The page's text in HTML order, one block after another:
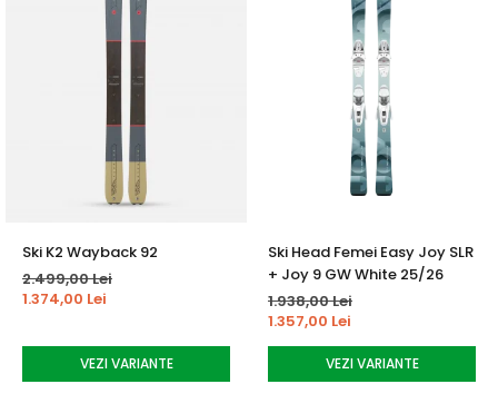
Ski K2 Wayback 92
2.499,00 Lei
1.374,00 Lei
VEZI VARIANTE
Ski Head Femei Easy Joy SLR
+ Joy 9 GW White 25/26
1.938,00 Lei
1.357,00 Lei
VEZI VARIANTE